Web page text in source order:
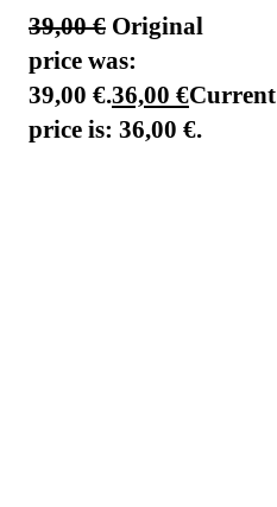
39,00€ Original
price was:
39,00 €.36,00 €Current
price is: 36,00 €.